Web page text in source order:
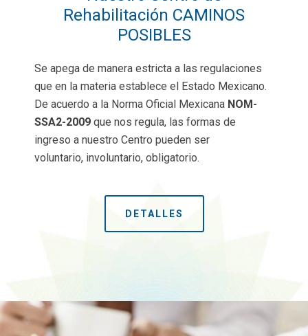
Rehabilitación CAMINOS
POSIBLES
Se apega de manera estricta a las regulaciones
que en la materia establece el Estado Mexicano.
De acuerdo a la Norma Oficial Mexicana NOM-
SSA2-2009 que nos regula, las formas de
ingreso a nuestro Centro pueden ser
voluntario, involuntario, obligatorio.
DETALLES